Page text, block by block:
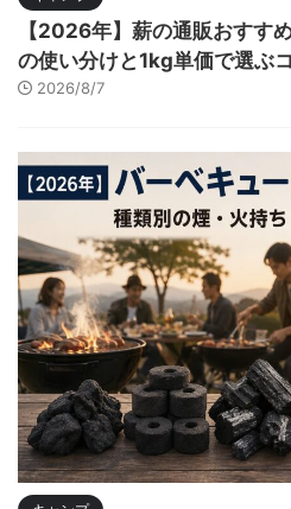
【2026年】薪の通販おすす
の使い分けと1kg単価で選ぶ
2026/8/7